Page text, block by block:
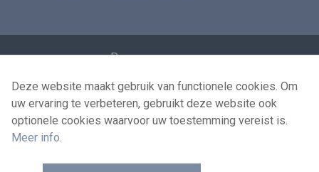
Persoonsgegevens
Voorwaarden voor het hergebruik
Contacteer ons
Deze website maakt gebruik van functionele cookies. Om
uw ervaring te verbeteren, gebruikt deze website ook
optionele cookies waarvoor uw toestemming vereist is.
Meer info.